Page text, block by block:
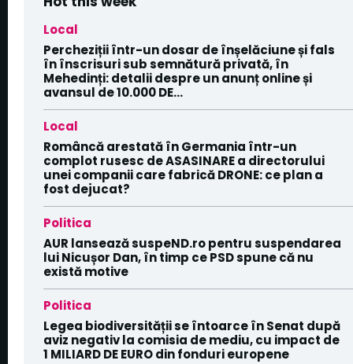
Local
Percheziții într-un dosar de înșelăciune și fals
în înscrisuri sub semnătură privată, în
Mehedinți: detalii despre un anunț online și
avansul de 10.000 DE...
Local
Româncă arestată în Germania într-un
complot rusesc de ASASINARE a directorului
unei companii care fabrică DRONE: ce plan a
fost dejucat?
Politica
AUR lansează suspeND.ro pentru suspendarea
lui Nicușor Dan, în timp ce PSD spune că nu
există motive
Politica
Legea biodiversității se întoarce în Senat după
aviz negativ la comisia de mediu, cu impact de
1 MILIARD DE EURO din fonduri europene